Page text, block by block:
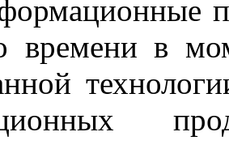
времени в